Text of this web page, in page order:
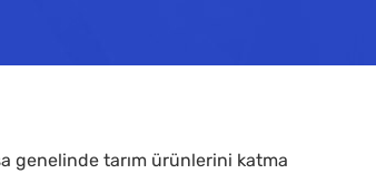
genelinde tarım ürünlerini katma